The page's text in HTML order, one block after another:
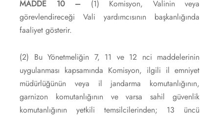
MADDE 10 – (1) Komisyon, Valinin veya
görevlendireceği Vali yardımcısının başkanlığında
faaliyet gösterir.
(2) Bu Yönetmeliğin 7, 11 ve 12 nci maddelerinin
uygulanması kapsamında Komisyon, ilgili il emniyet
müdürlüğünün veya il jandarma komutanlığının,
garnizon komutanlığının ve varsa sahil güvenlik
komutanlığının yetkili temsilcilerinden; 13 üncü